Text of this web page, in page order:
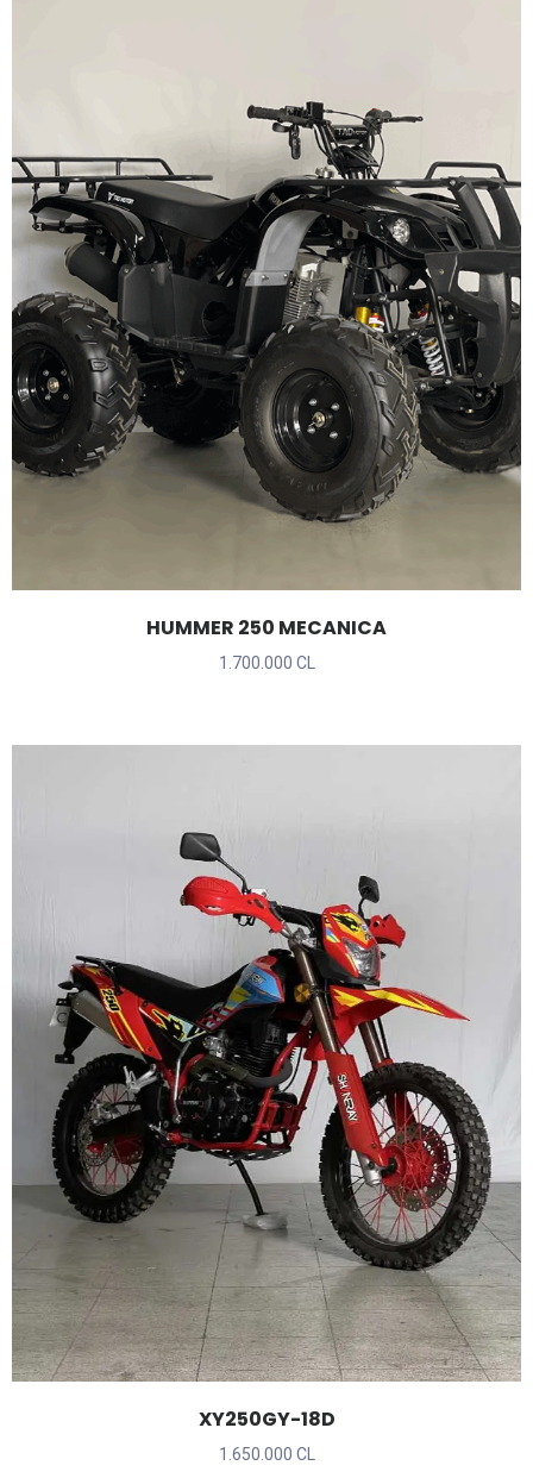
HUMMER 250 MECANICA
1.700.000 CL
XY250GY-18D
1.650.000 CL